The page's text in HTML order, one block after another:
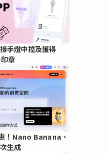
手燈中控及獲得
章
！Nano Banana、
生成